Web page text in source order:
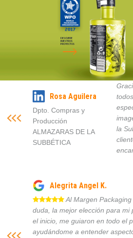
DESCUBRE
NUESTROS
PROYECTOS
Rosa Aguilera
Dpto. Compras y
Producción
ALMAZARAS DE LA
SUBBÉTICA
la
Alegrita Angel K.
Al Margen Packaging
duda, la mejor elección para mi
el inicio, me guiaron en todo el
ayudándome a entender